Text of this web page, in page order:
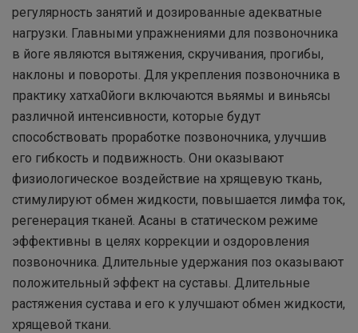
регулярность занятий и дозированные адекватные
нагрузки. Главными упражнениями для позвоночника
в йоге являются вытяжения, скручивания, прогибы,
наклоны и повороты. Для укрепления позвоночника в
практику хатха0йоги включаются вьяямы и виньясы
различной интенсивности, которые будут
способствовать проработке позвоночника, улучшив
его гибкость и подвижность. Они оказывают
физиологическое воздействие на хрящевую ткань,
стимулируют обмен жидкости, повышается лимфа ток,
регенерация тканей. Асаны в статическом режиме
эффективны в целях коррекции и оздоровления
позвоночника. Длительные удержания поз оказывают
положительный эффект на суставы. Длительные
растяжения сустава и его к улучшают обмен жидкости,
хрящевой ткани.